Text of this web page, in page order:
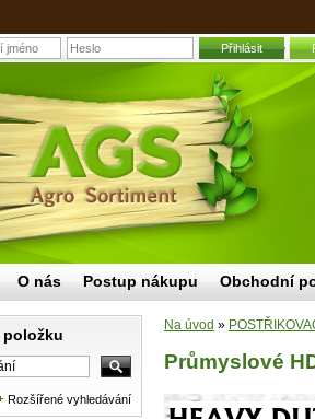
Průmyslové HD
Přihlásit
položku
Rozšířené vyhledávání
Na úvod »
Průmyslové
O nás Postup nákupu Obchodní